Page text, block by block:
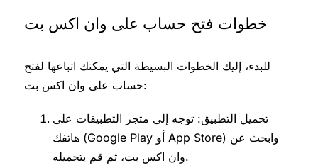
خطوات فتح حساب على وان اكس بت
للبدء، إليك الخطوات البسيطة التي يمكنك اتباعها لفتح
حساب على وان اكس بت:
تحميل التطبيق: توجه إلى متجر التطبيقات على
هاتفك (Google Play أو App Store) وابحث عن
وان اكس بت، ثم قم بتحميله.